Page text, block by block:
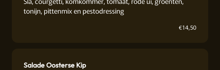
tonijn, pittenmix en pestodressing
€14,50
Salade Oosterse Kip